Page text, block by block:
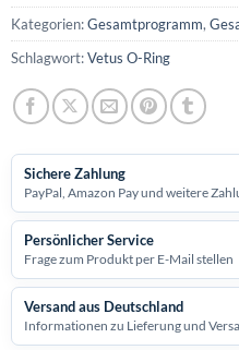
Kategorien:Gesamtprogramm,
Schlagwort:Vetus O-Ring
Sichere Zahlung
PayPal, Amazon Pay und weitere
Persönlicher Service
Frage zum Produkt per E-Mail stellen
Versand aus Deutschland
Informationen zu Lieferung und